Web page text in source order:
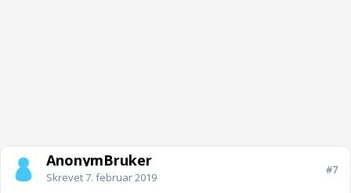
AnonymBruker
Skrevet7. februar 2019
#7